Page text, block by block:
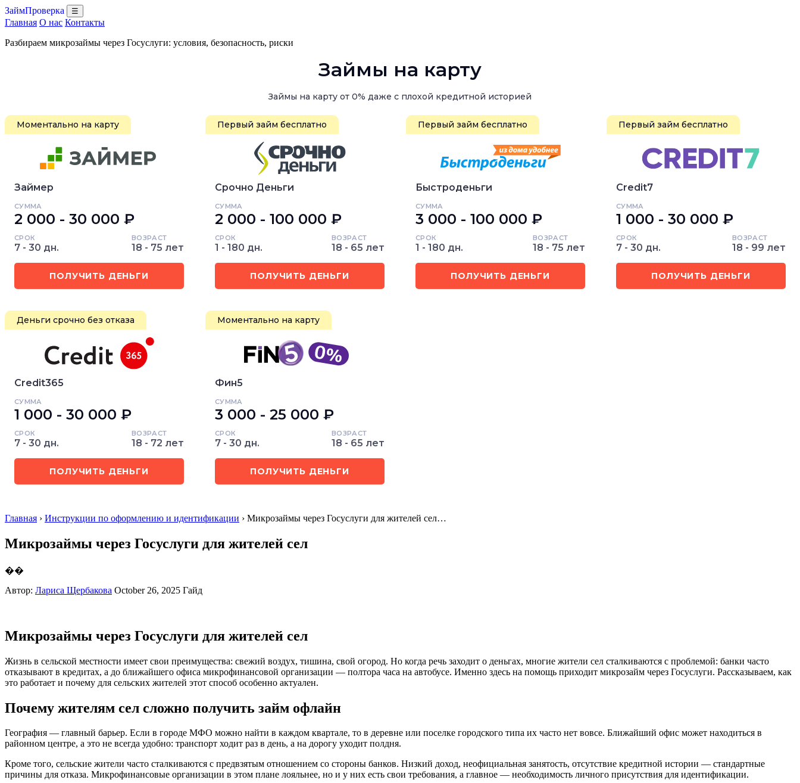
ЗаймПроверка ☰
Главная О нас Контакты
Разбираем микрозаймы через Госуслуги: условия, безопасность, риски
Займы на карту
Займы на карту от 0% даже с плохой кредитной историей
Моментально на карту
Займер
СУММА
2 000 - 30 000 ₽
СРОК
7 - 30 дн.
ВОЗРАСТ
18 - 75 лет
ПОЛУЧИТЬ ДЕНЬГИ
Первый займ бесплатно
Срочно Деньги
СУММА
2 000 - 100 000 ₽
СРОК
1 - 180 дн.
ВОЗРАСТ
18 - 65 лет
ПОЛУЧИТЬ ДЕНЬГИ
Первый займ бесплатно
Быстроденьги
СУММА
3 000 - 100 000 ₽
СРОК
1 - 180 дн.
ВОЗРАСТ
18 - 75 лет
ПОЛУЧИТЬ ДЕНЬГИ
Первый займ бесплатно
Credit7
СУММА
1 000 - 30 000 ₽
СРОК
7 - 30 дн.
ВОЗРАСТ
18 - 99 лет
ПОЛУЧИТЬ ДЕНЬГИ
Деньги срочно без отказа
Credit365
СУММА
1 000 - 30 000 ₽
СРОК
7 - 30 дн.
ВОЗРАСТ
18 - 72 лет
ПОЛУЧИТЬ ДЕНЬГИ
Моментально на карту
Фин5
СУММА
3 000 - 25 000 ₽
СРОК
7 - 30 дн.
ВОЗРАСТ
18 - 65 лет
ПОЛУЧИТЬ ДЕНЬГИ
Главная › Инструкции по оформлению и идентификации › Микрозаймы через Госуслуги для жителей сел…
Микрозаймы через Госуслуги для жителей сел
��
Автор: Лариса Щербакова October 26, 2025 Гайд
Микрозаймы через Госуслуги для жителей сел
Жизнь в сельской местности имеет свои преимущества: свежий воздух, тишина, свой огород. Но когда речь заходит о деньгах, многие жители сел сталкиваются с проблемой: банки часто
отказывают в кредитах, а до ближайшего офиса микрофинансовой организации — полтора часа на автобусе. Именно здесь на помощь приходит микрозайм через Госуслуги. Рассказываем, как
это работает и почему для сельских жителей этот способ особенно актуален.
Почему жителям сел сложно получить займ офлайн
География — главный барьер. Если в городе МФО можно найти в каждом квартале, то в деревне или поселке городского типа их часто нет вовсе. Ближайший офис может находиться в
районном центре, а это не всегда удобно: транспорт ходит раз в день, а на дорогу уходит полдня.
Кроме того, сельские жители часто сталкиваются с предвзятым отношением со стороны банков. Низкий доход, неофициальная занятость, отсутствие кредитной истории — стандартные
причины для отказа. Микрофинансовые организации в этом плане лояльнее, но и у них есть свои требования, а главное — необходимость личного присутствия для идентификации.